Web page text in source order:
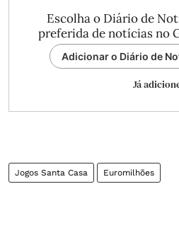
Escolha o Diário de
preferida de notícias no
Adicionar o Diário de
Já
Jogos Santa Casa Euromilhões